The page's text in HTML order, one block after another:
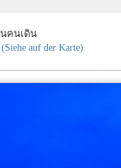
นคนเดิน
(Siehe auf der Karte)